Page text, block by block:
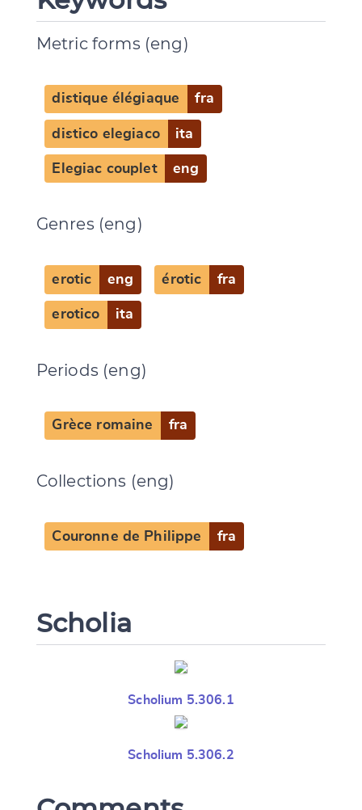
Metric forms (eng)
distique élégiaque fra
distico elegiaco ita
Elegiac couplet eng
Genres (eng)
erotic eng érotic fra
erotico ita
Periods (eng)
Grèce romaine fra
Collections (eng)
Couronne de Philippe fra
Scholia
Scholium 5.306.1
Scholium 5.306.2
Change language
CANCEL